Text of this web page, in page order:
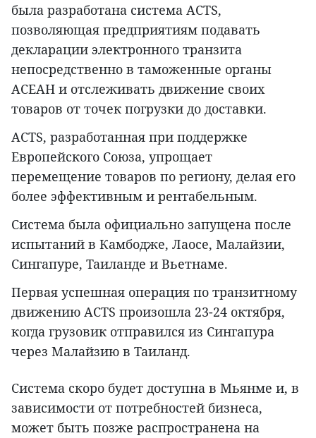
была разработана система ACTS,
позволяющая предприятиям подавать
декларации электронного транзита
непосредственно в таможенные органы
АСЕАН и отслеживать движение своих
товаров от точек погрузки до доставки.
ACTS, разработанная при поддержке
Европейского Союза, упрощает
перемещение товаров по региону, делая его
более эффективным и рентабельным.
Система была официально запущена после
испытаний в Камбодже, Лаосе, Малайзии,
Сингапуре, Таиланде и Вьетнаме.
Первая успешная операция по транзитному
движению ACTS произошла 23-24 октября,
когда грузовик отправился из Сингапура
через Малайзию в Таиланд.
Система скоро будет доступна в Мьянме и, в
зависимости от потребностей бизнеса,
может быть позже распространена на